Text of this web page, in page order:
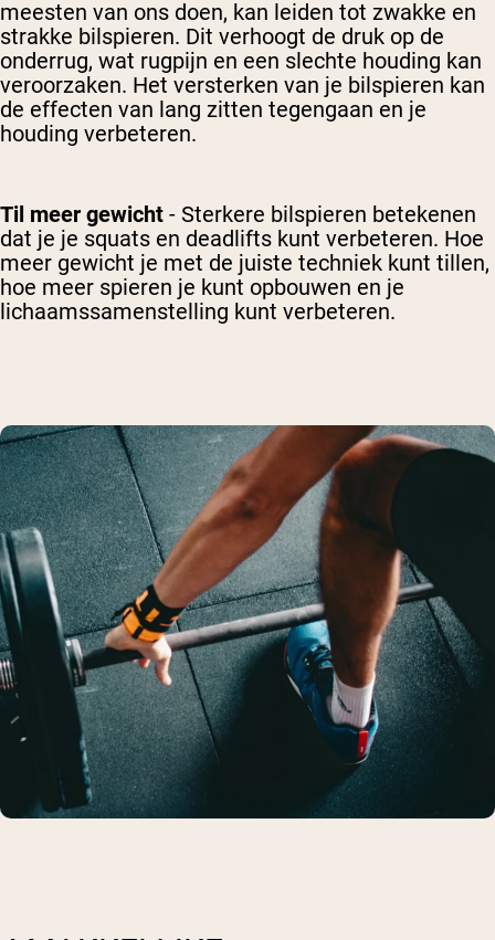
meesten van ons doen, kan leiden tot zwakke en
strakke bilspieren. Dit verhoogt de druk op de
onderrug, wat rugpijn en een slechte houding kan
veroorzaken. Het versterken van je bilspieren kan
de effecten van lang zitten tegengaan en je
houding verbeteren.
Til meer gewicht - Sterkere bilspieren betekenen
dat je je squats en deadlifts kunt verbeteren. Hoe
meer gewicht je met de juiste techniek kunt tillen,
hoe meer spieren je kunt opbouwen en je
lichaamssamenstelling kunt verbeteren.